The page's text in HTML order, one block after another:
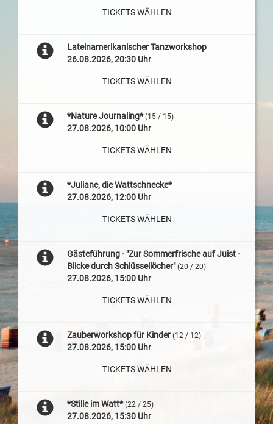
TICKETS WÄHLEN
Lateinamerikanischer Tanzworkshop
26.08.2026, 20:30 Uhr
TICKETS WÄHLEN
*Nature Journaling* (15 / 15)
27.08.2026, 10:00 Uhr
TICKETS WÄHLEN
*Juliane, die Wattschnecke*
27.08.2026, 12:00 Uhr
TICKETS WÄHLEN
Gästeführung - "Zur Sommerfrische auf Juist -
Blicke durch Schlüssellöcher" (20 / 20)
27.08.2026, 15:00 Uhr
TICKETS WÄHLEN
Zauberworkshop für Kinder (12 / 12)
27.08.2026, 15:00 Uhr
TICKETS WÄHLEN
*Stille im Watt* (22 / 25)
27.08.2026, 15:30 Uhr